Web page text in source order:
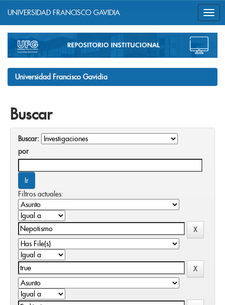
navigation
UNIVERSIDAD FRANCISCO GAVIDIA
Universidad Francisco Gavidia
Buscar
Buscar:
por
Filtros actuales: